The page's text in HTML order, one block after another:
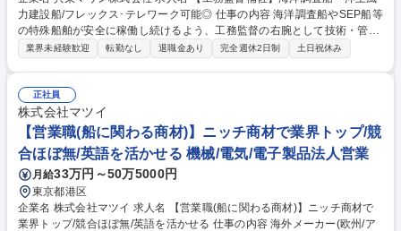
力建設船/フレックス･テレワーク可能◎ 仕事の内容 海洋調査船やSEP船等
の特殊船舶が安全に稼働し続けるよう、工務監督の右腕として技術・管理
両方から支えていただくことが期待となります。入社後はベテラン監督の
舶管理でトップクラスの実績を誇る当社にて、工務監督の補佐として下記
業務をお任せいたします。【具体的には】■ドック入渠対応（ドック期間
中は長期出張が発生いたします） ■船舶上の機器の不具合対応 ■船舶必要
部品等の調達業務などの工務監督補佐業務 募集職種 【工務監督補佐】海
洋調査船・洋上風力建設船/フレックス･テレワーク可能◎
業界未経験歓迎 転勤なし 退職金あり 完全週休2日制 土日祝休み
正社員
株式会社マツイ
【営業職(船に関わる商材)】ニッチ商材で業界トップ/競
合ほぼ無/英語を活かせる 機械/電気/電子製品法人営業
月給33万円～50万5000円
東京都港区
企業名 株式会社マツイ 求人名 【営業職(船に関わる商材)】ニッチ商材で
業界トップ/競合ほぼ無/英語を活かせる 仕事の内容 海外メーカー(欧州/ア